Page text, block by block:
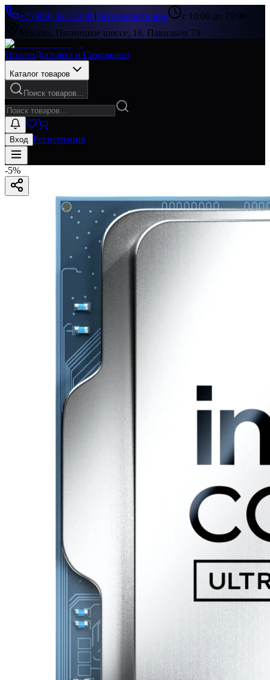
+7 (499) 322-33-86|Перезвоните мне
с 10:00 до 19:00
Москва, Пятницкое шоссе, 18, Павильон 73
ОплатаДоставка и Самовывоз
Каталог товаров
Поиск товаров...
Вход Регистрация
-5%